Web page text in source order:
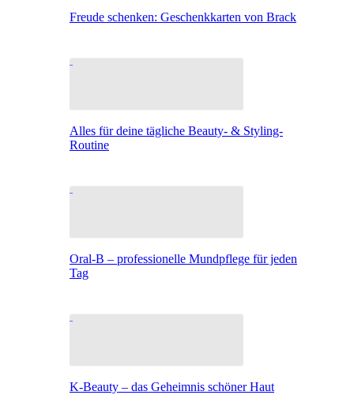
Freude schenken: Geschenkkarten von Brack
Alles für deine tägliche Beauty- & Styling-
Routine
Oral-B – professionelle Mundpflege für jeden
Tag
K-Beauty – das Geheimnis schöner Haut